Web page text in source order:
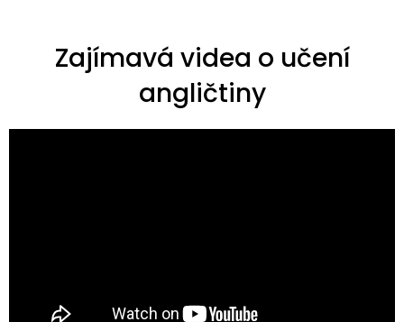
Zajímavá videa o učení
angličtiny